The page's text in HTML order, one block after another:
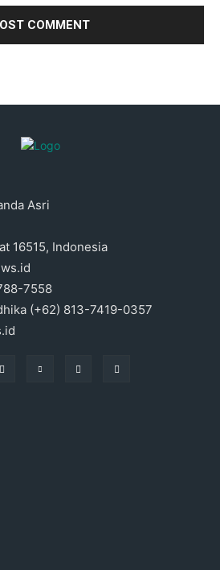
Asri
16515, Indonesia
7558
(+62) 813-7419-0357